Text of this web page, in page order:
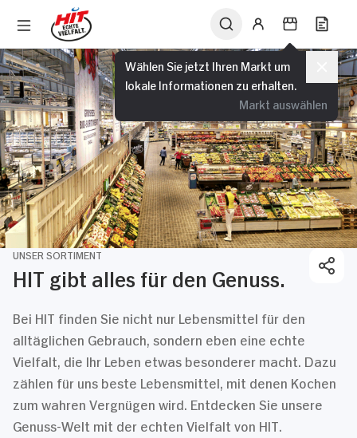
Wählen Sie jetzt Ihren Markt um
lokale Informationen zu erhalten.
Markt auswählen
UNSER SORTIMENT
HIT gibt alles für den Genuss.
Bei HIT finden Sie nicht nur Lebensmittel für den
alltäglichen Gebrauch, sondern eben eine echte
Vielfalt, die Ihr Leben etwas besonderer macht. Dazu
zählen für uns beste Lebensmittel, mit denen Kochen
zum wahren Vergnügen wird. Entdecken Sie unsere
Genuss-Welt mit der echten Vielfalt von HIT.